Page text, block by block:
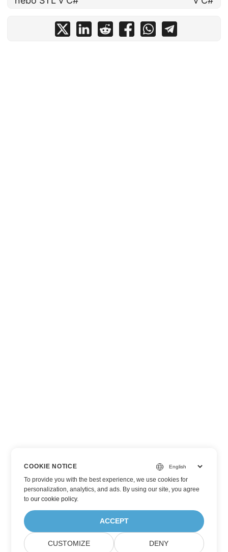
COOKIE NOTICE
To provide you with the best experience, we use cookies for
personalization, analytics, and ads. By using our site, you agree
toour cookie policy.
ACCEPT
CUSTOMIZE DENY